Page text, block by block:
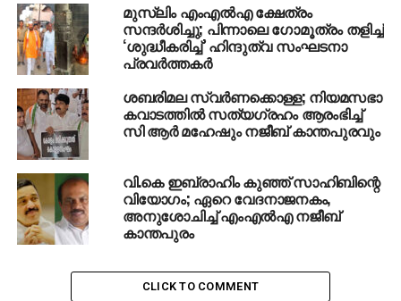
മുസ്‌ലിം എംഎല്‍എ ക്ഷേത്രം
സന്ദര്‍ശിച്ചു; പിന്നാലെ ഗോമൂത്രം തളിച്ച്
‘ശുദ്ധീകരിച്ച്’ ഹിന്ദുത്വ സംഘടനാ
പ്രവര്‍ത്തകര്‍
ശബരിമല സ്വര്‍ണക്കൊള്ള; നിയമസഭാ
കവാടത്തില്‍ സത്യഗ്രഹം ആരംഭിച്ച്
സി ആര്‍ മഹേഷും നജീബ് കാന്തപുരവും
വി.കെ ഇബ്രാഹിം കുഞ്ഞ് സാഹിബിന്റെ
വിയോഗം; ഏറെ വേദനാജനകം,
അനുശോചിച്ച് എംഎല്‍എ നജീബ്
കാന്തപുരം
CLICK TO COMMENT